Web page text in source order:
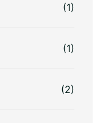
(1)
(1)
(2)